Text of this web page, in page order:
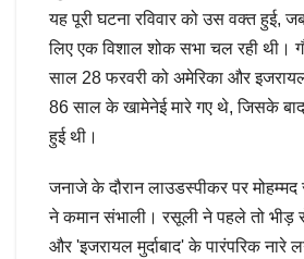
यह पूरी घटना रविवार को उस वक्त हुई,
लिए एक विशाल शोक सभा चल रही थी।
साल 28 फरवरी को अमेरिका और
86 साल के खामेनेई मारे गए थे, जिसके
हुई थी।
जनाजे के दौरान लाउडस्पीकर पर
ने कमान संभाली। रसूली ने पहले तो भीड़ से
और 'इजरायल मुर्दाबाद' के पारंपरिक नारे